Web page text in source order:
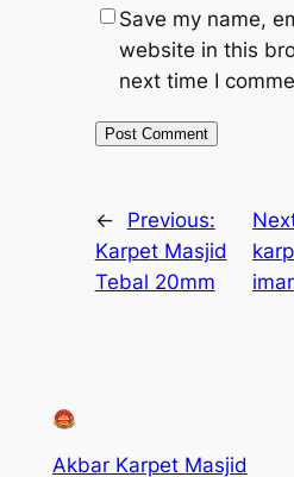
Save my name,
website in this
next time I
←
Previous:
Karpet Masjid
Tebal 20mm
Akbar Karpet Masjid